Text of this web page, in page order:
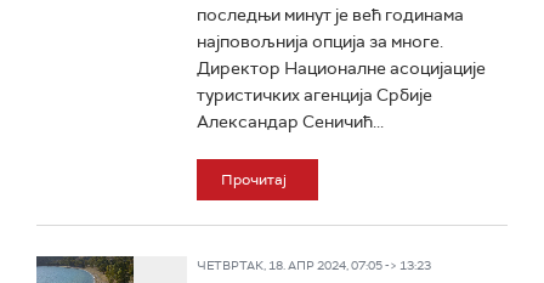
последњи минут је већ годинама
најповољнија опција за многе.
Директор Националне асоцијације
туристичких агенција Србије
Александар Сеничић...
Прочитај
ЧЕТВРТАК, 18. АПР 2024, 07:05 -> 13:23